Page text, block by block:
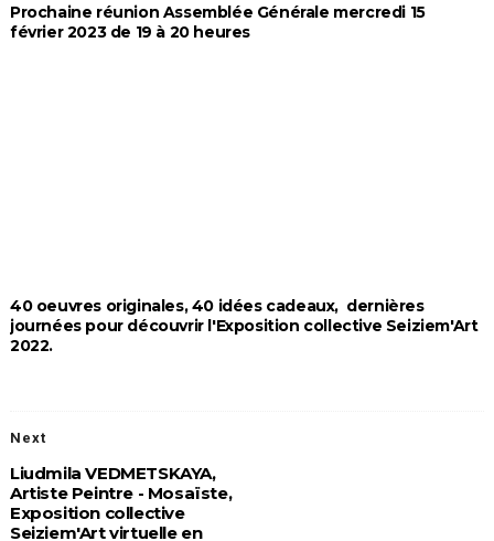
Prochaine réunion Assemblée Générale mercredi 15
février 2023 de 19 à 20 heures
40 oeuvres originales, 40 idées cadeaux, dernières
journées pour découvrir l'Exposition collective Seiziem'Art
2022.
Next
Liudmila VEDMETSKAYA,
Artiste Peintre - Mosaïste,
Exposition collective
Seiziem'Art virtuelle en